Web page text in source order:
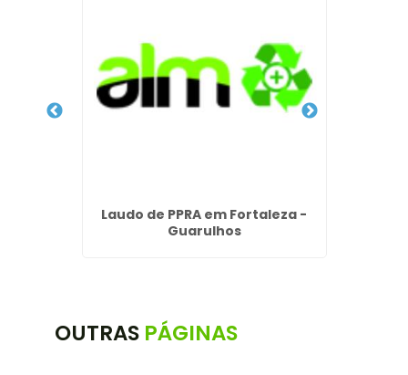
Laudo de PPRA em Fortaleza -
Guarulhos
OUTRAS PÁGINAS